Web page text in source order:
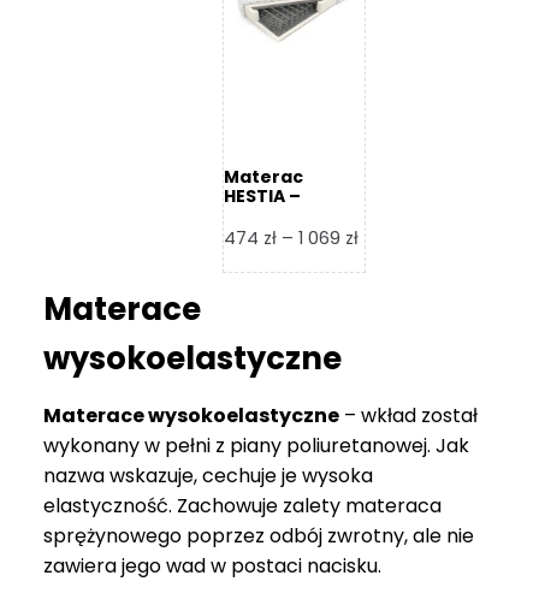
352 zł
Materac
HESTIA –
474 zł – 1 069 złZakres
cen:
069 zł
Materace
wysokoelastyczne
Materace wysokoelastyczne – wkład został
wykonany w pełni z piany poliuretanowej. Jak
nazwa wskazuje, cechuje je wysoka
elastyczność. Zachowuje zalety materaca
sprężynowego poprzez odbój zwrotny, ale nie
zawiera jego wad w postaci nacisku.